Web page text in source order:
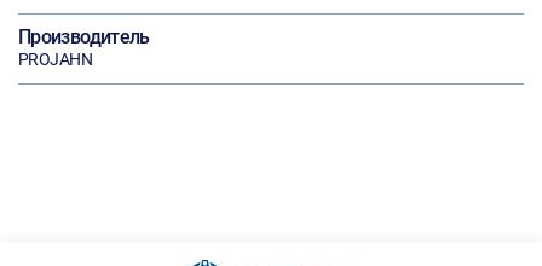
Производитель
PROJAHN